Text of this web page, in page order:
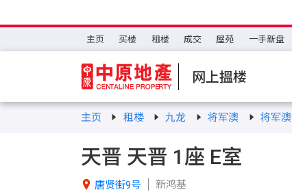
主页 买楼 租楼 成交 屋苑 一手新盘
网上搵楼
主页 租楼 九龙 将军澳 将军澳
天晋 天晋 1座 E室
 唐贤街9号 新鸿基